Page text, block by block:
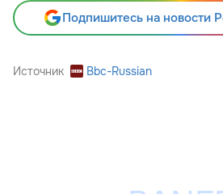
Подпишитесь на новости
Источник Bbc-Russian